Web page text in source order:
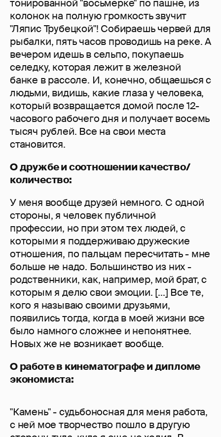
тонированной "восьмерке" по пашне, из
колонок на полную громкость звучит
"Ляпис Трубецкой"! Собираешь червей для
рыбалки, пять часов проводишь на реке. А
вечером идешь в сельпо, покупаешь
селедку, которая лежит в железной
банке в рассоле. И, конечно, общаешься с
людьми, видишь, какие глаза у человека,
который возвращается домой после 12-
часового рабочего дня и получает восемь
тысяч рублей. Все на свои места
становится.
О дружбе и соотношении качество/
количество:
У меня вообще друзей немного. С одной
стороны, я человек публичной
профессии, но при этом тех людей, с
которыми я поддерживаю дружеские
отношения, по пальцам пересчитать - мне
больше не надо. Большинство из них -
родственники, как, например, мой брат, с
которым я делю свои эмоции. [...] Все те,
кого я называю своими друзьями,
появились тогда, когда в моей жизни все
было намного сложнее и непонятнее.
Новых же не возникает вообще.
О работе в кинематографе и дипломе
экономиста:
"Камень" - судьбоносная для меня работа,
с ней мое творчество пошло в другую